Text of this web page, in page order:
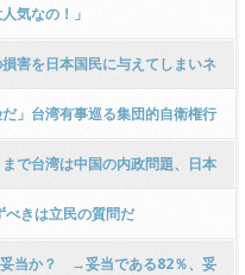
じ様にやるんだ！なぜなら…」
気なの！」
害を日本国民に与えてしまいネ
ｗｗｗｗｗｗｗｗｗ
」台湾有事巡る集団的自衛権行
で台湾は中国の内政問題、日本
★] きは立民の質問だ
妥当か？ →妥当である82％、妥